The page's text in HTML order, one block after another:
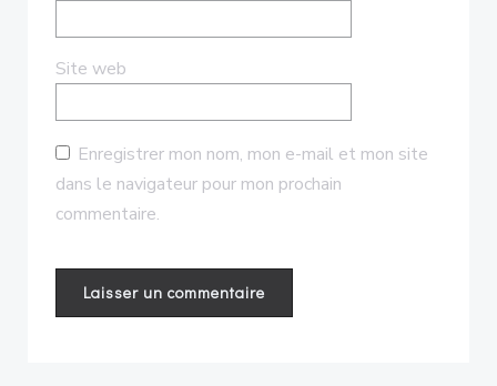
Site web
Enregistrer mon nom, mon e-mail et mon site
dans le navigateur pour mon prochain
commentaire.